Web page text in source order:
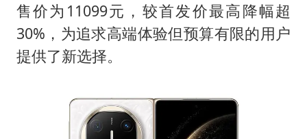
售价为11099元，较首发价最高降幅超
30%，为追求高端体验但预算有限的用户
提供了新选择。